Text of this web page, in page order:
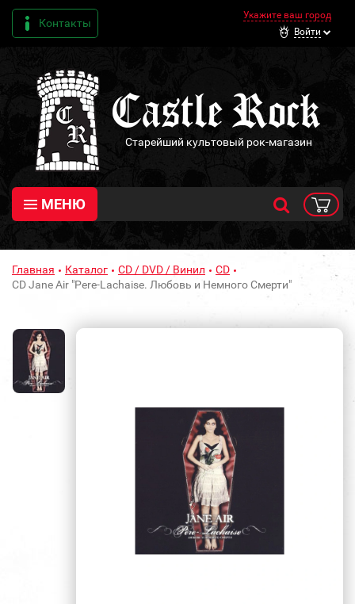
Контакты
Укажите ваш город
Войти
Старейший культовый рок-магазин
МЕНЮ
Главная Каталог CD / DVD / Винил
CD
CD Jane Air "Pere-Laсhaise. Любовь и Немного Смерти"